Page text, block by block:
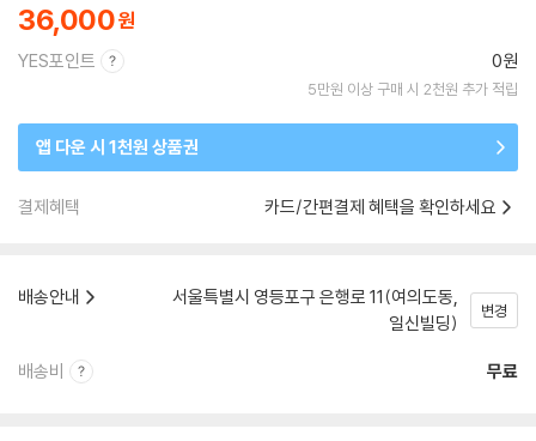
36,000
YES포인트 0원
5만원 이상 구매 시 2천원 추가 적립
앱 다운 시 1천원 상품권
결제혜택 카드/간편결제 혜택을 확인하세요
배송안내
서울특별시 영등포구 은행로 11(여의도동,
일신빌딩)
변경
배송비 무료